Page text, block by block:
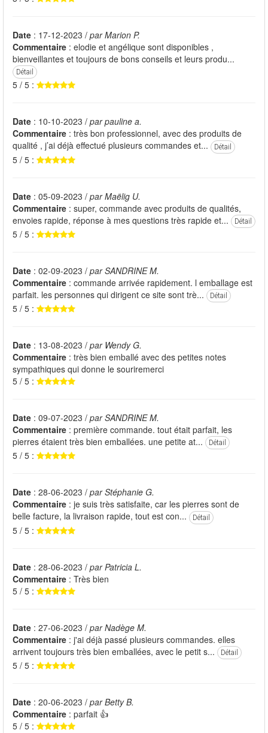
Date : 17-12-2023 / par Marion P.
Commentaire : elodie et angélique sont disponibles ,
bienveillantes et toujours de bons conseils et leurs produ...
Détail
5 / 5 :
Date : 10-10-2023 / par pauline a.
Commentaire : très bon professionnel, avec des produits de
qualité , j’ai déjà effectué plusieurs commandes et...
Détail
5 / 5 :
Date : 05-09-2023 / par Maëlig U.
Commentaire : super, commande avec produits de qualités,
envoies rapide, réponse à mes questions très rapide et...
Détail
5 / 5 :
Date : 02-09-2023 / par SANDRINE M.
Commentaire : commande arrivée rapidement. l emballage est
parfait. les personnes qui dirigent ce site sont trè...
Détail
5 / 5 :
Date : 13-08-2023 / par Wendy G.
Commentaire : très bien emballé avec des petites notes
sympathiques qui donne le souriremerci
5 / 5 :
Date : 09-07-2023 / par SANDRINE M.
Commentaire : première commande. tout était parfait, les
pierres étaient très bien emballées. une petite at...
Détail
5 / 5 :
Date : 28-06-2023 / par Stéphanie G.
Commentaire : je suis très satisfaite, car les pierres sont de
belle facture, la livraison rapide, tout est con...
Détail
5 / 5 :
Date : 28-06-2023 / par Patricia L.
Commentaire : Très bien
5 / 5 :
Date : 27-06-2023 / par Nadège M.
Commentaire : j'ai déjà passé plusieurs commandes. elles
arrivent toujours très bien emballées, avec le petit s...
Détail
5 / 5 :
Date : 20-06-2023 / par Betty B.
Commentaire : parfait 👍
5 / 5 :